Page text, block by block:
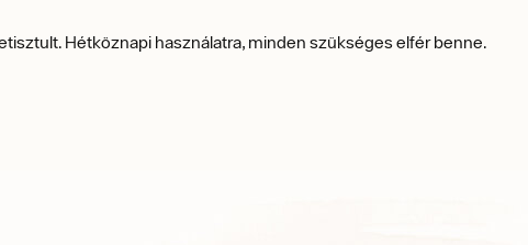
Hétköznapi használatra, minden szükséges elfér benne.